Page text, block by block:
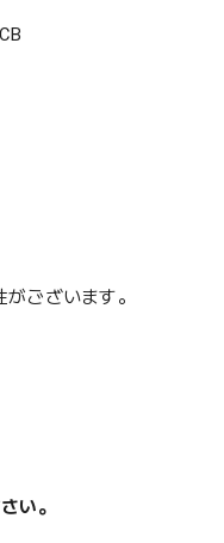
ございます。
い。